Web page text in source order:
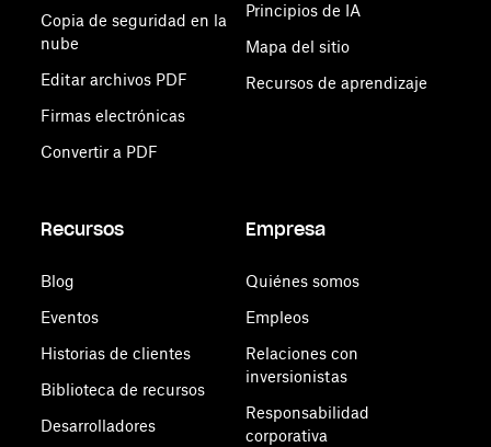
Copia de seguridad en la
nube
Editar archivos PDF
Firmas electrónicas
Convertir a PDF
Principios de IA
Mapa del sitio
Recursos de aprendizaje
Recursos
Blog
Eventos
Historias de clientes
Biblioteca de recursos
Desarrolladores
Empresa
Quiénes somos
Empleos
Relaciones con
inversionistas
Responsabilidad
corporativa